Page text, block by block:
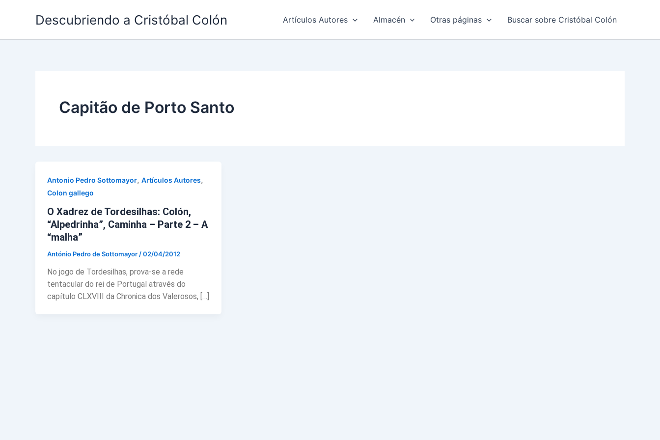
Descubriendo a Cristóbal Colón Artículos Autores Almacén Otras páginas Buscar sobre Cristóbal Colón
Capitão de Porto Santo
Antonio Pedro Sottomayor, Artículos Autores,
Colon gallego
O Xadrez de Tordesilhas: Colón,
“Alpedrinha”, Caminha – Parte 2 – A
“malha”
António Pedro de Sottomayor /02/04/2012
No jogo de Tordesilhas, prova-se a rede
tentacular do rei de Portugal através do
capítulo CLXVIII da Chronica dos Valerosos, […]